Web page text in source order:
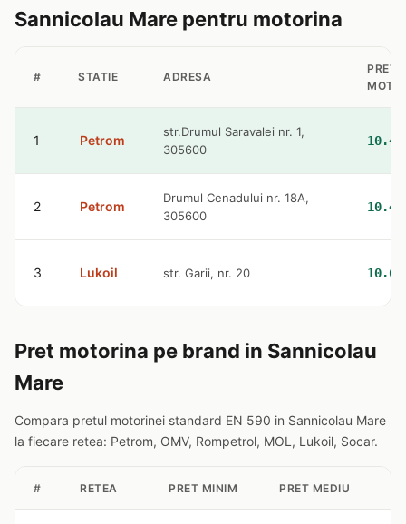
Sannicolau Mare pentru motorina
# STATIE ADRESA
PRET
1 Petrom
str.Drumul Saravalei nr. 1,
305600
2 Petrom
Drumul Cenadului nr. 18A,
305600
3 Lukoil str. Garii, nr. 20
Pret motorina pe brand in Sannicolau
Mare
Compara pretul motorinei standard EN 590 in Sannicolau Mare
la fiecare retea: Petrom, OMV, Rompetrol, MOL, Lukoil, Socar.
# RETEA PRET MINIM PRET MEDIU